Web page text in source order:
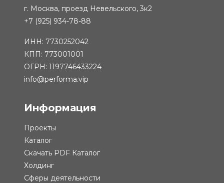
г. Москва, проезд Невельского, 3к2
+7 (925) 934-78-88
ИНН: 7730252042
КПП: 773001001
ОГРН: 1197746433224
info@performa.vip
Информация
Проекты
Каталог
Скачать PDF Каталог
Холдинг
Сферы деятельности